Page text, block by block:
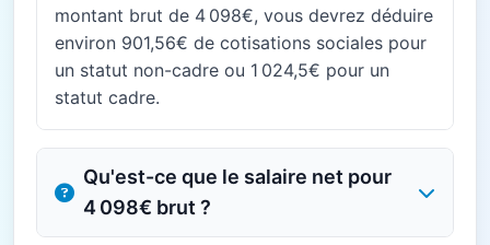
montant brut de 4 098€, vous devrez déduire
environ 901,56€ de cotisations sociales pour
un statut non-cadre ou 1 024,5€ pour un
statut cadre.
Qu'est-ce que le salaire net pour
4 098€ brut ?